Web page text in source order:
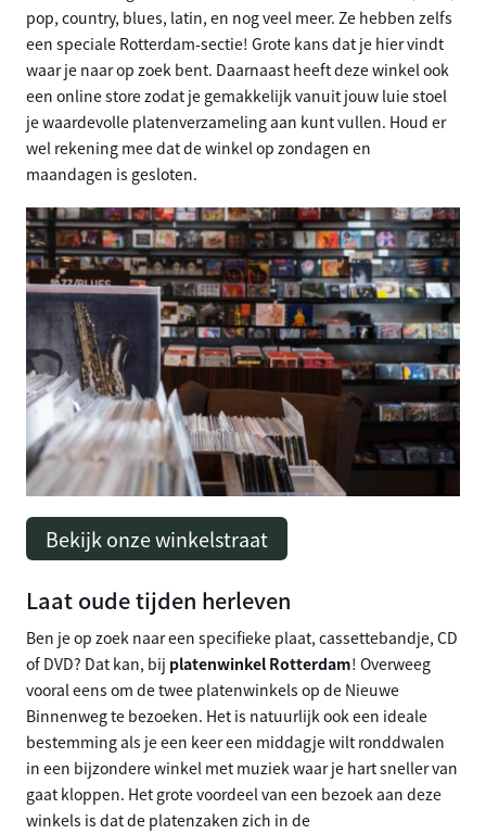
pop, country, blues, latin, en nog veel meer. Ze hebben zelfs
een speciale Rotterdam-sectie! Grote kans dat je hier vindt
waar je naar op zoek bent. Daarnaast heeft deze winkel ook
een online store zodat je gemakkelijk vanuit jouw luie stoel
je waardevolle platenverzameling aan kunt vullen. Houd er
wel rekening mee dat de winkel op zondagen en
maandagen is gesloten.
Bekijk onze winkelstraat
Laat oude tijden herleven
Ben je op zoek naar een specifieke plaat, cassettebandje, CD
of DVD? Dat kan, bij platenwinkel Rotterdam! Overweeg
vooral eens om de twee platenwinkels op de Nieuwe
Binnenweg te bezoeken. Het is natuurlijk ook een ideale
bestemming als je een keer een middagje wilt ronddwalen
in een bijzondere winkel met muziek waar je hart sneller van
gaat kloppen. Het grote voordeel van een bezoek aan deze
winkels is dat de platenzaken zich in de